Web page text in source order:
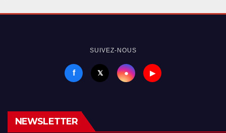
SUIVEZ-NOUS
f 𝕏 ● ▶
NEWSLETTER